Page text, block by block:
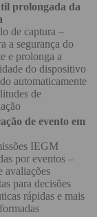
prolongada da
de captura –
a segurança do
e prolonga a
do dispositivo
automaticamente
de
de evento em
IEGM
por eventos –
avaliações
para decisões
rápidas e mais